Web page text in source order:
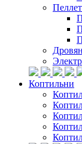
Коптильни